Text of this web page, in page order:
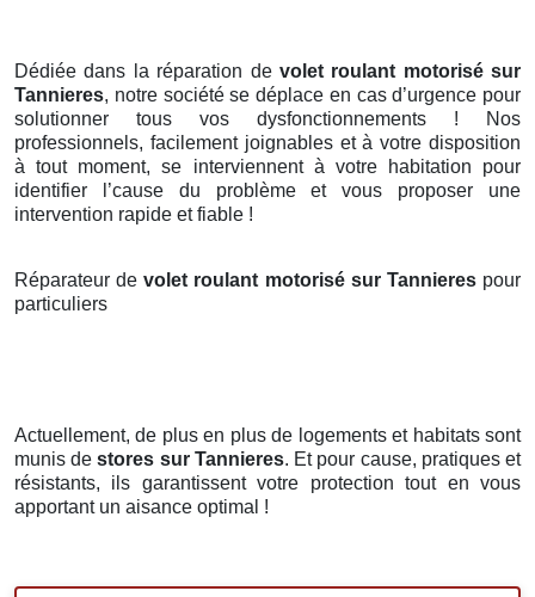
Dédiée dans la réparation de volet roulant motorisé sur
Tannieres, notre société se déplace en cas d’urgence pour
solutionner tous vos dysfonctionnements ! Nos
professionnels, facilement joignables et à votre disposition
à tout moment, se interviennent à votre habitation pour
identifier l’cause du problème et vous proposer une
intervention rapide et fiable !
Réparateur devolet roulant motorisé sur Tannieres pour
particuliers
Actuellement, de plus en plus de logements et habitats sont
munis destores sur Tannieres. Et pour cause, pratiques et
résistants, ils garantissent votre protection tout en vous
apportant un aisance optimal !